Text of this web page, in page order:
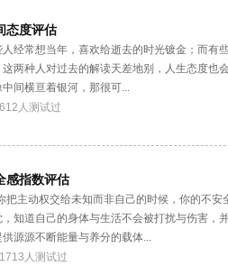
态度评估
人经常想当年，喜欢给逝去的时光镀金；而有
这两种人对过去的解读天差地别，人生态度也
中间横亘着银河，那很可...
612人测试过
感指数评估
把主动权交给未知而非自己的时候，你的不
，知道自己的身体与生活不会被打扰与伤害，
供源源不断能量与养分的载体...
1713人测试过